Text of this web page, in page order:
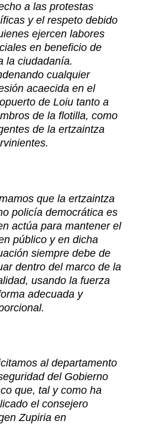
a las protestas
y el respeto debido
ejercen labores
en beneficio de
la ciudadanía.
cualquier
acaecida en el
de Loiu tanto a
de la flotilla, como
de la ertzaintza
que la ertzaintza
policía democrática es
actúa para mantener el
público y en dicha
siempre debe de
dentro del marco de la
usando la fuerza
adecuada y
al departamento
del Gobierno
que, tal y como ha
el consejero
Zupiria en